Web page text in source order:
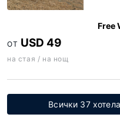
Free
ОТ USD 49
на стая / на нощ
Всички 37